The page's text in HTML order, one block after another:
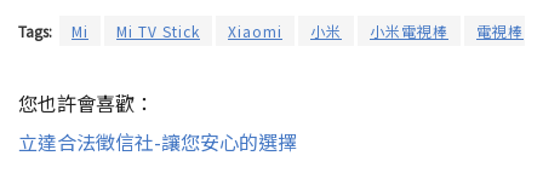
Tags: Mi Mi TV Stick Xiaomi 小米 小米電視棒 電視棒
您也許會喜歡：
立達合法徵信社-讓您安心的選擇